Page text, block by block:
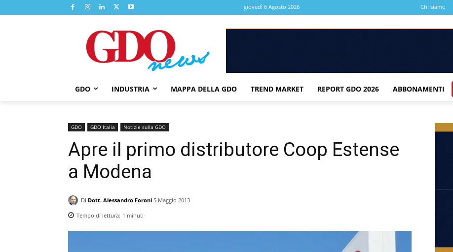
giovedì 6 Agosto 2026 Chi siamo
GDO INDUSTRIA MAPPA DELLA GDO TREND MARKET REPORT GDO 2026 ABBONAMENTI
GDO GDO Italia Notizie sulla GDO
Apre il primo distributore Coop Estense
a Modena
Di Dott. Alessandro Foroni 5 Maggio 2013
Tempo di lettura: 1 minuti